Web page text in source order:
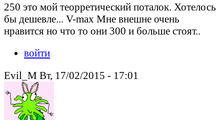
250 это мой теорретический поталок. Хотелось
бы дешевле... V-max Мне внешне очень
нравится но что то они 300 и больше стоят..
войти
Evil_M Вт, 17/02/2015 - 17:01